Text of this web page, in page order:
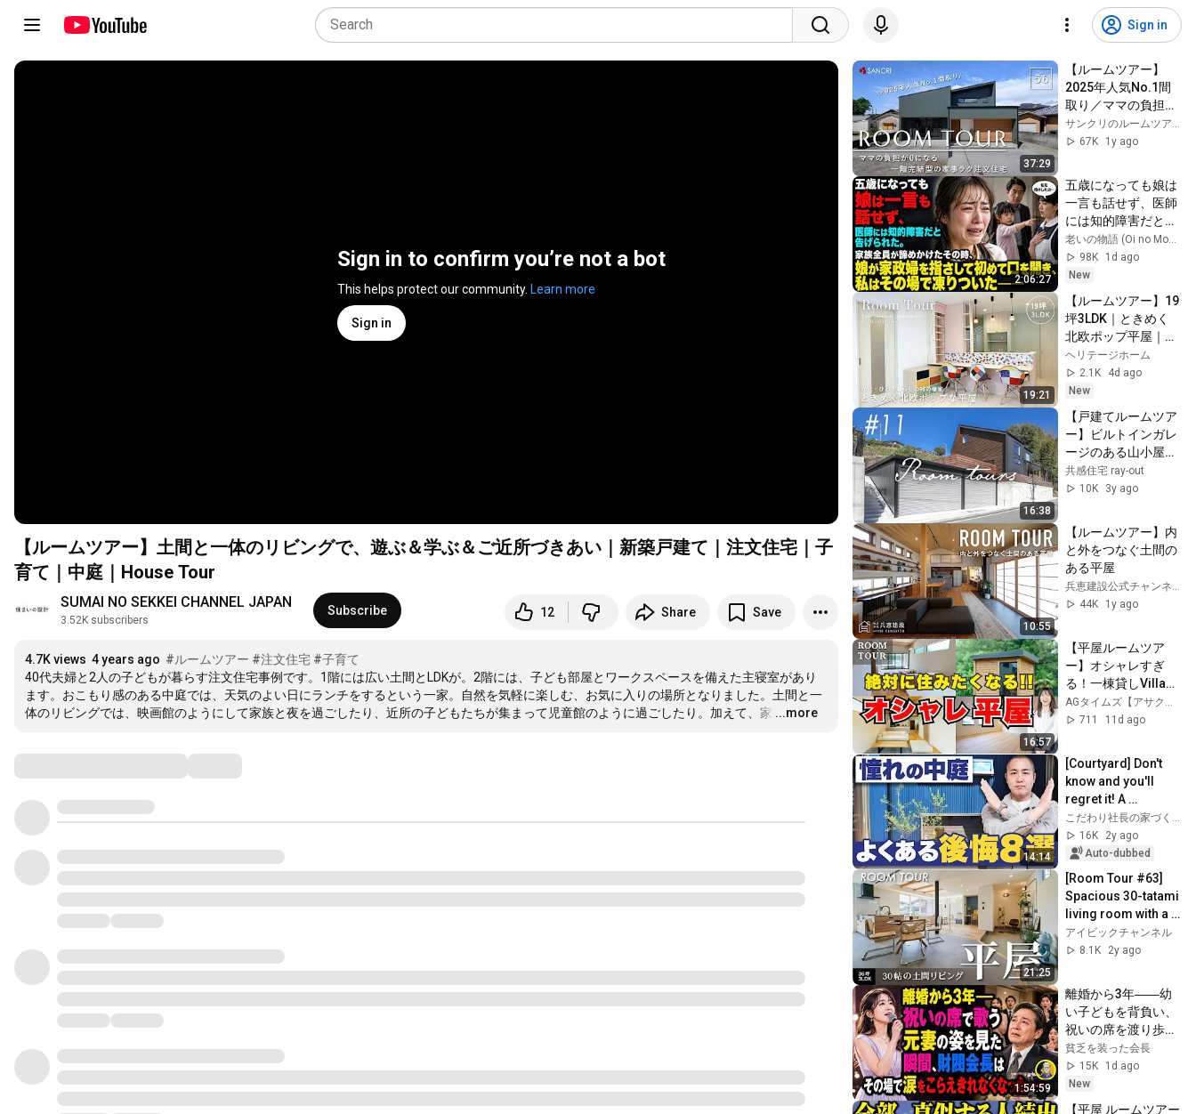
Sign in
Sign in to confirm you’re not a bot
This helps protect our community. Learn more
Sign in
【ルームツアー】土間と一体のリビングで、遊ぶ＆学ぶ＆ご近所づきあい｜新築戸建て｜注文住宅｜子
育て｜中庭｜House Tour
SUMAI NO SEKKEI CHANNEL JAPAN
3.52K subscribers
Subscribe 12 Share Save
4.7K views 4 years ago #ルームツアー #注文住宅 #子育て
40代夫婦と2人の子どもが暮らす注文住宅事例です。1階には広い土間とLDKが。2階には、子ども部屋とワークスペースを備えた主寝室があり
ます。おこもり感のある中庭では、天気のよい日にランチをするという一家。自然を気軽に楽しむ、お気に入りの場所となりました。土間と一
体のリビングでは、映画館のようにして家族と夜を過ごしたり、近所の子どもたちが集まって児童館のように過ごしたり。加えて、家 …
...more
37:29
【ルームツアー】
2025年人気No.1間
取り／ママの負担が
0になる！一階完結
型の家事ラク注文住
ストお家／和歌山白
浜／工務店・住宅会
社・ハウスメーカー
／洗濯完結ランドリ
ールーム／半平屋
サンクリのルームツアーチャンネル
67K
1y ago
2:06:27
五歳になっても娘は
一言も話せず、医師
には知的障害だと告
げられた。家族全員
が諦めかけたその
時、娘が家政婦を指
さして初めて口を開
き、私はその場で凍
りついた――
老いの物語 (Oi no Monogatari)
98K
1d ago
New
19:21
【ルームツアー】19
坪3LDK｜ときめく
北欧ポップ平屋｜回
遊動線｜
#Roomtour #ヘリ
テージホーム #北欧
インテリア
ヘリテージホーム
2.1K
4d ago
New
16:38
【戸建てルームツア
ー】ビルトインガレ
ージのある山小屋風
の家【ウッドデッ
キ】
共感住宅 ray-out
10K
3y ago
10:55
【ルームツアー】内
と外をつなぐ土間の
ある平屋
44K
1y ago
16:57
【平屋ルームツア
ー】オシャレすぎ
る！一棟貸しVillaを
限定公開
711
11d ago
14:14
[Courtyard] Don't
know and you'll
regret it! A
professional
explains 8
disadvantages you
should d...
16K
2y ago
Auto-dubbed
21:25
[Room Tour #63]
Spacious 30-tatami
living room with a
dirt floor | A house
built by a
アイビックチャンネル
8.1K
2y ago
1:54:59
離婚から3年――幼
い子どもを背負い、
祝いの席を渡り歩き
ながら歌う元妻の姿
を見た瞬間、財閥会
長はその場で凍りつ
いた……。
貧乏を装った会長
15K
1d ago
New
【平屋 ルームツアー